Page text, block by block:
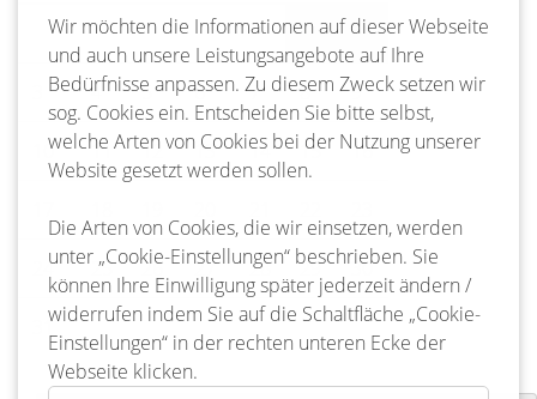
1 2
4 5 6 7 8 9
10 11 12 13 14 15 16
24 25 26 27 28 29 30
31
Wir möchten die Informationen auf dieser Webseite
und auch unsere Leistungsangebote auf Ihre
Bedürfnisse anpassen. Zu diesem Zweck setzen wir
sog. Cookies ein. Entscheiden Sie bitte selbst,
welche Arten von Cookies bei der Nutzung unserer
Website gesetzt werden sollen.
Die Arten von Cookies, die wir einsetzen, werden
unter „Cookie-Einstellungen“ beschrieben. Sie
können Ihre Einwilligung später jederzeit ändern /
widerrufen indem Sie auf die Schaltfläche „Cookie-
Einstellungen“ in der rechten unteren Ecke der
Webseite klicken.